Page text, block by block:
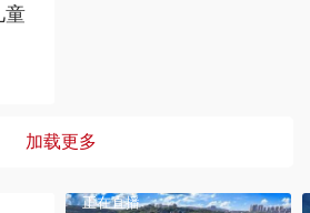
童
加载更多
正在直播